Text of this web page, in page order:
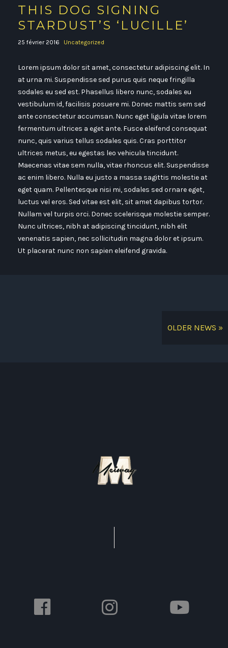
THIS DOG SIGNING
STARDUST’S ‘LUCILLE’
25 février 2016 Uncategorized
Lorem ipsum dolor sit amet, consectetur adipiscing elit. In
at urna mi. Suspendisse sed purus quis neque fringilla
sodales eu sed est. Phasellus libero nunc, sodales eu
vestibulum id, facilisis posuere mi. Donec mattis sem sed
ante consectetur accumsan. Nunc eget ligula vitae lorem
fermentum ultrices a eget ante. Fusce eleifend consequat
nunc, quis varius tellus sodales quis. Cras porttitor
ultrices metus, eu egestas leo vehicula tincidunt.
Maecenas vitae sem nulla, vitae rhoncus elit. Suspendisse
ac enim libero. Nulla eu justo a massa sagittis molestie at
eget quam. Pellentesque nisi mi, sodales sed ornare eget,
luctus vel eros. Sed vitae est elit, sit amet dapibus tortor.
Nullam vel turpis orci. Donec scelerisque molestie semper.
Nunc ultrices, nibh at adipiscing tincidunt, nibh elit
venenatis sapien, nec sollicitudin magna dolor et ipsum.
Ut placerat nunc non sapien eleifend gravida.
OLDER NEWS »